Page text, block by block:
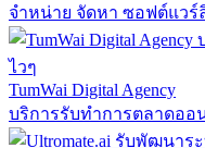
จำหน่าย จัดหา ซอฟต์แว
TumWai Digital Agency
บริการรับทำการตลาดออ